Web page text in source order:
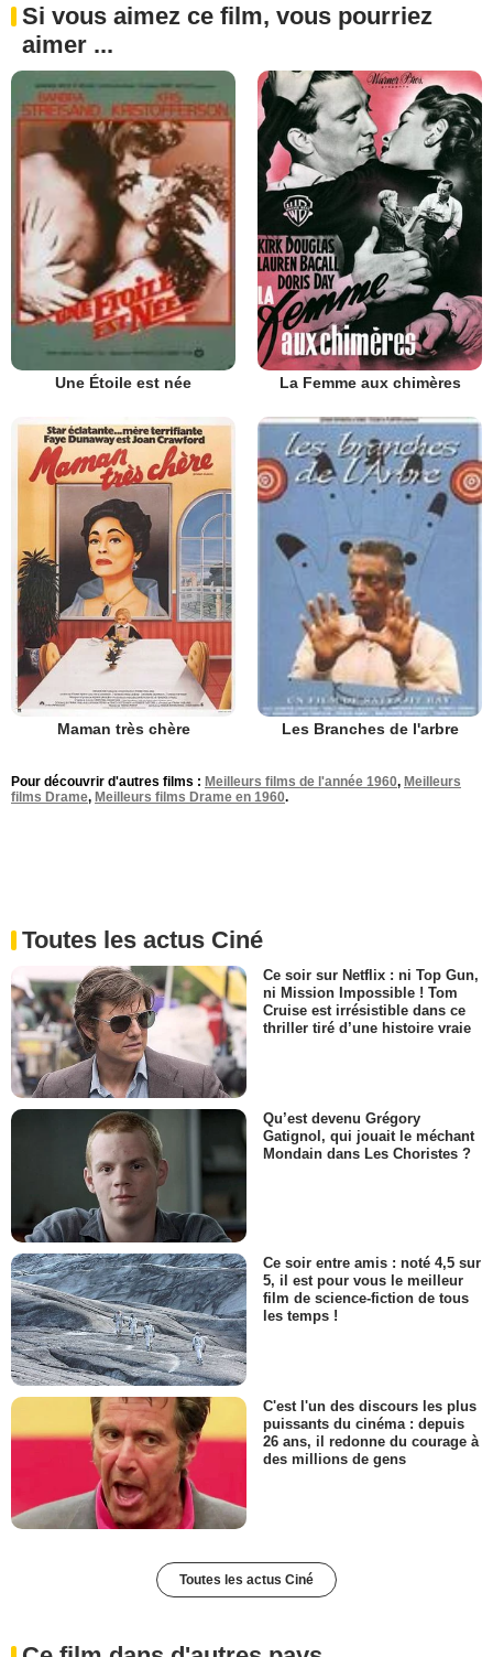
Si vous aimez ce film, vous pourriez
aimer ...
Une Étoile est née La Femme aux chimères
Maman très chère Les Branches de l'arbre
Pour découvrir d'autres films : Meilleurs films de l'année 1960, Meilleurs
films Drame, Meilleurs films Drame en 1960.
Toutes les actus Ciné
Ce soir sur Netflix : ni Top Gun,
ni Mission Impossible ! Tom
Cruise est irrésistible dans ce
thriller tiré d’une histoire vraie
Qu’est devenu Grégory
Gatignol, qui jouait le méchant
Mondain dans Les Choristes ?
Ce soir entre amis : noté 4,5 sur
5, il est pour vous le meilleur
film de science-fiction de tous
les temps !
C'est l'un des discours les plus
puissants du cinéma : depuis
26 ans, il redonne du courage à
des millions de gens
Toutes les actus Ciné